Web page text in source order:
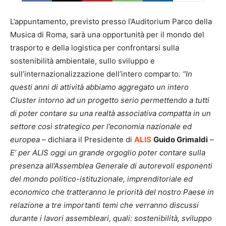
L’appuntamento, previsto presso l’Auditorium Parco della
Musica di Roma, sarà una opportunità per il mondo del
trasporto e della logistica per confrontarsi sulla
sostenibilità ambientale, sullo sviluppo e
sull’internazionalizzazione dell’intero comparto. “In
questi anni di attività abbiamo aggregato un intero
Cluster intorno ad un progetto serio permettendo a tutti
di poter contare su una realtà associativa compatta in un
settore così strategico per l’economia nazionale ed
europea – dichiara il Presidente di ALIS Guido Grimaldi –
E’ per ALIS oggi un grande orgoglio poter contare sulla
presenza all’Assemblea Generale di autorevoli esponenti
del mondo politico-istituzionale, imprenditoriale ed
economico che tratteranno le priorità del nostro Paese in
relazione a tre importanti temi che verranno discussi
durante i lavori assembleari, quali: sostenibilità, sviluppo